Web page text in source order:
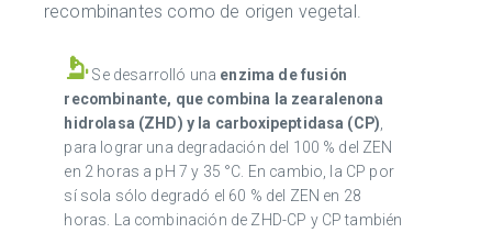
recombinantes como de origen vegetal.
Se desarrolló una enzima de fusión
recombinante, que combina la zearalenona
hidrolasa (ZHD) y la carboxipeptidasa (CP)
para lograr una degradación del 100 % del ZEN
en 2 horas a pH 7 y 35 °C. En cambio, la CP por
sí sola sólo degradó el 60 % del ZEN en 28
horas. La combinación de ZHD-CP y CP también